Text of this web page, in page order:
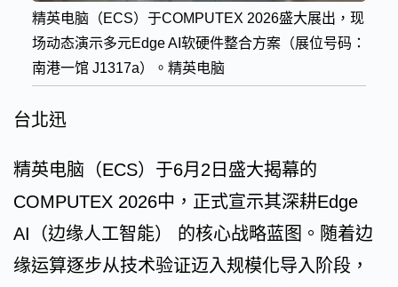
精英电脑（ECS）于COMPUTEX 2026盛大展出，现
场动态演示多元Edge AI软硬件整合方案（展位号码：
南港一馆 J1317a）。精英电脑
台北迅
精英电脑（ECS）于6月2日盛大揭幕的
COMPUTEX 2026中，正式宣示其深耕Edge
AI（边缘人工智能） 的核心战略蓝图。随着边
缘运算逐步从技术验证迈入规模化导入阶段，